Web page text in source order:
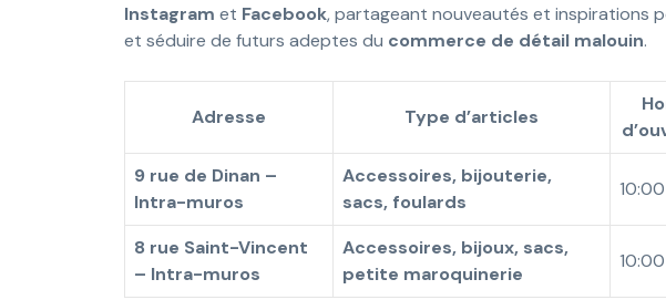
Instagram et Facebook, partageant nouveautés et inspirations
et séduire de futurs adeptes du commerce de détail malouin.
Adresse Type d’articles
9 rue de Dinan –
Intra-muros
Accessoires, bijouterie,
sacs, foulards
8 rue Saint-Vincent
– Intra-muros
Accessoires, bijoux, sacs,
petite maroquinerie